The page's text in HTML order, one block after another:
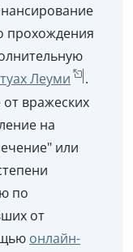
прохождения
Леуми
.
вражеских
на
или
по
от
онлайн-